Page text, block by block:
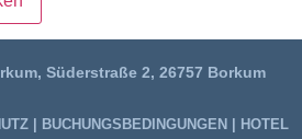
Süderstraße 2, 26757 Borkum
BUCHUNGSBEDINGUNGEN HOTEL